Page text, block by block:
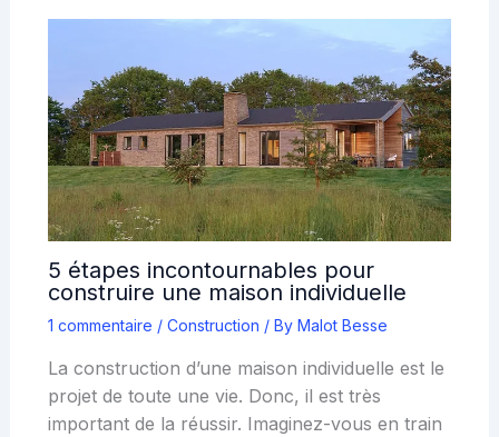
5 étapes incontournables pour
construire une maison individuelle
1 commentaire / Construction / By Malot Besse
La construction d’une maison individuelle est le
projet de toute une vie. Donc, il est très
important de la réussir. Imaginez-vous en train